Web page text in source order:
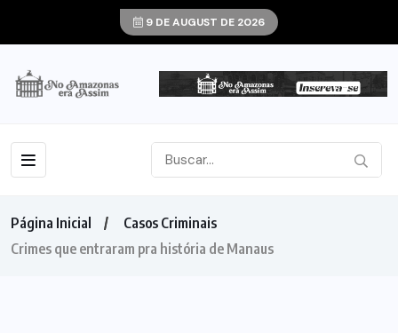
9 DE AUGUST DE 2026
Página Inicial
Casos Criminais
Crimes que entraram pra história de Manaus